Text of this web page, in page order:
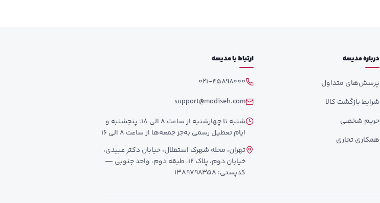
درباره مدیسه
پرسش‌های متداول
شرایط بازگشت کالا
حریم شخصی
همکاری تجاری
ارتباط با مدیسه
021-45898000
support@modiseh.com
شنبه تا چهارشنبه از ساعت 8 الی 18؛ پنجشنبه و
ایام تعطیل رسمی به‌جز جمعه‌ها از ساعت 8 الی 16
تهران، محله شهرک استقلال، خیابان دکتر عبیدی،
خیابان دوم، پلاک 12، طبقه دوم، واحد جنوبی —
کدپستی: 1389798358